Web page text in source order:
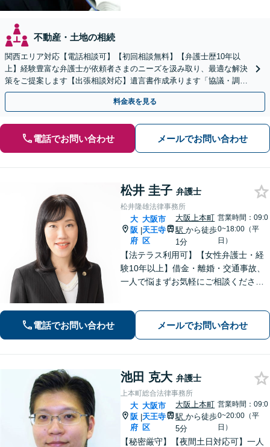
不動産・土地の相続
関西エリア対応【電話相談可】【初回相談無料】【弁護士歴10年以
上】経験豊富な弁護士が依頼者さまのニーズを汲み取り、最適な解決
策をご提案します【出張相談対応】遺言書作成承ります「協議・調
停・審判どの段階でも相談OK」【分割・後払い利用可】
料金表を見る
電話でお問い合わせ メールでお問い合わせ
松井 圭子 弁護士
松井隆雄法律事務所
大
阪
府
|
大阪市
天王寺
区
大阪上本町
駅から徒歩
1分
営業時間：09:0
0~18:00（平
日）
【法テラス利用可】【女性弁護士・経
験10年以上】借金・離婚・交通事故、
一人で悩まずお気軽にご相談ください
迎【谷町九丁目駅・大阪上本町駅から
地下で直結／近鉄沿線からアクセス良
電話でお問い合わせ メールでお問い合わせ
池田 克大 弁護士
上本町総合法律事務所
大
阪
府
|
大阪市
天王寺
区
大阪上本町
駅から徒歩
5分
営業時間：09:0
0~20:00（平
日）
【秘密厳守】【夜間土日対応可】一人